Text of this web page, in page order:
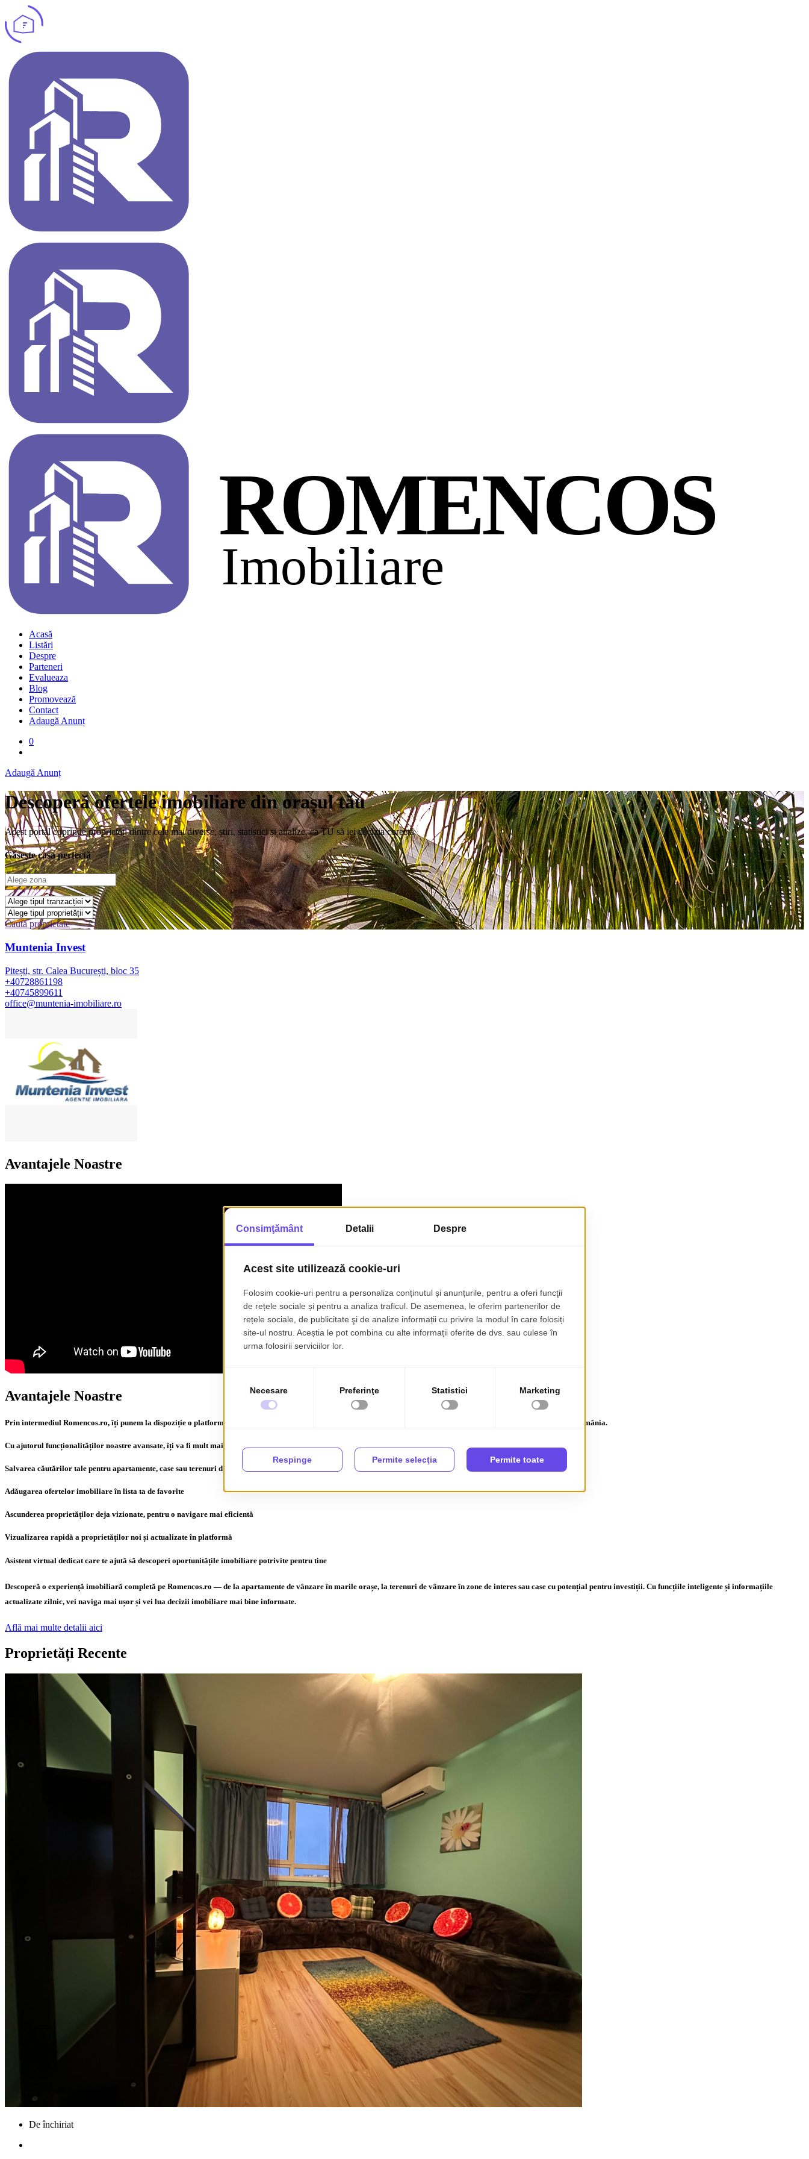
Acasă
Listări
Despre
Parteneri
Evalueaza
Blog
Promovează
Contact
Adaugă Anunț
0
Adaugă Anunț
Descoperă ofertele imobiliare din orașul tău
Acest portal cuprinde proprietăți dintre cele mai diverse, știri, statistici și analize, ca TU să iei decizia corectă
Găsește casa perfectă
Caută proprietate
Muntenia Invest
Pitești, str. Calea București, bloc 35
+40728861198
+40745899611
office@muntenia-imobiliare.ro
Avantajele Noastre
Avantajele Noastre
Prin intermediul Romencos.ro, îți punem la dispoziție o platformă imobiliară modernă și eficientă pentru a cumpăra, vinde sau închiria apartamente, case și terenuri în România.
Cu ajutorul funcționalităților noastre avansate, îți va fi mult mai simplu să găsești rapid proprietatea ideală
Salvarea căutărilor tale pentru apartamente, case sau terenuri de vânzare și închiriere
Adăugarea ofertelor imobiliare în lista ta de favorite
Ascunderea proprietăților deja vizionate, pentru o navigare mai eficientă
Vizualizarea rapidă a proprietăților noi și actualizate în platformă
Asistent virtual dedicat care te ajută să descoperi oportunitățile imobiliare potrivite pentru tine
Descoperă o experiență imobiliară completă pe Romencos.ro — de la apartamente de vânzare în marile orașe, la terenuri de vânzare în zone de interes sau case cu potențial pentru investiții. Cu funcțiile inteligente și informațiile
actualizate zilnic, vei naviga mai ușor și vei lua decizii imobiliare mai bine informate.
Află mai multe detalii aici
Proprietăți Recente
De închiriat